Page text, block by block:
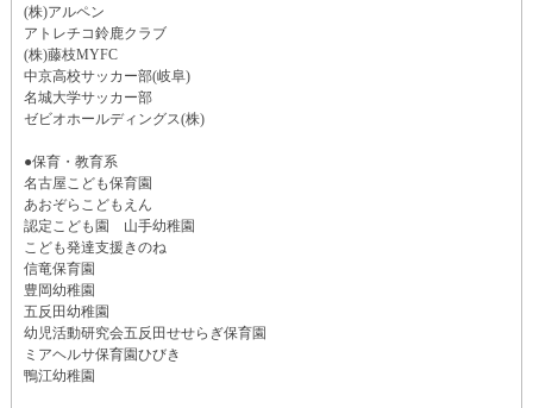
(株)アルペン
アトレチコ鈴鹿クラブ
(株)藤枝MYFC
中京高校サッカー部(岐阜)
名城大学サッカー部
ゼビオホールディングス(株)
●保育・教育系
名古屋こども保育園
あおぞらこどもえん
認定こども園 山手幼稚園
こども発達支援きのね
信竜保育園
豊岡幼稚園
五反田幼稚園
幼児活動研究会五反田せせらぎ保育園
ミアヘルサ保育園ひびき
鴨江幼稚園